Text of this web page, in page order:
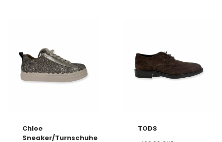
Chloe
Sneaker/Turnschuhe
TODS